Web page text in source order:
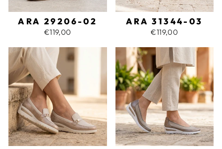
ARA 29206-02
€119,00
ARA 31344-03
€119,00